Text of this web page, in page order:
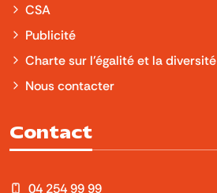
CSA
Publicité
Charte sur l'égalité et la diversité
Nous contacter
Contact
04 254 99 99